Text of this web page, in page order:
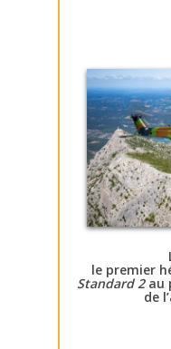
le premier
Standard 2au
de